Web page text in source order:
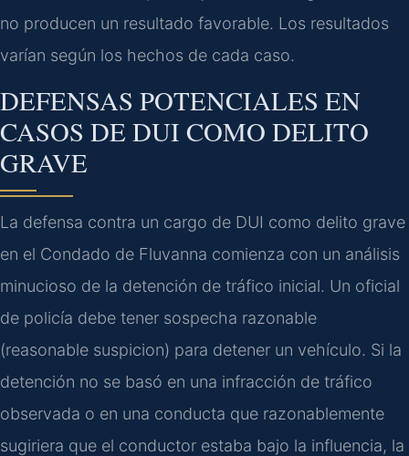
no producen un resultado favorable. Los resultados
varían según los hechos de cada caso.
DEFENSAS POTENCIALES EN
CASOS DE DUI COMO DELITO
GRAVE
La defensa contra un cargo de DUI como delito grave
en el Condado de Fluvanna comienza con un análisis
minucioso de la detención de tráfico inicial. Un oficial
de policía debe tener sospecha razonable
(reasonable suspicion) para detener un vehículo. Si la
detención no se basó en una infracción de tráfico
observada o en una conducta que razonablemente
sugiriera que el conductor estaba bajo la influencia, la